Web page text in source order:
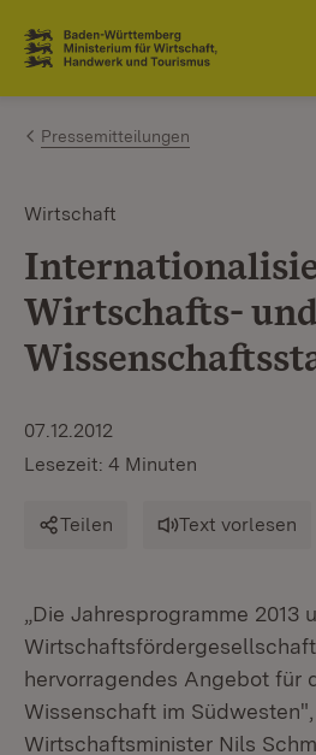
Zum Inhalt springen
Link zur Startseite
Pressemitteilungen
Wirtschaft
Wirtschafts-
07.12.2012
Lesezeit: 4 Minuten
Teilen Text vorlesen
„Die Jahresprogramme 2013
hervorragendes Angebot für
Wissenschaft im
Wirtschaftsminister Nils